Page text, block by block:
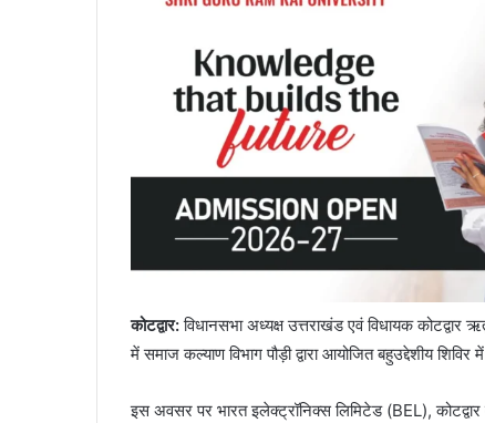
कोटद्वार:विधानसभा अध्यक्ष उत्तराखंड एवं विधायक कोटद्वार
में समाज कल्याण विभाग पौड़ी द्वारा आयोजित बहुउद्देशीय
इस अवसर पर भारत इलेक्ट्रॉनिक्स लिमिटेड (BEL), कोटद्वार